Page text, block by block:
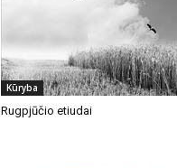
Kūryba
Rugpjūčio etiudai